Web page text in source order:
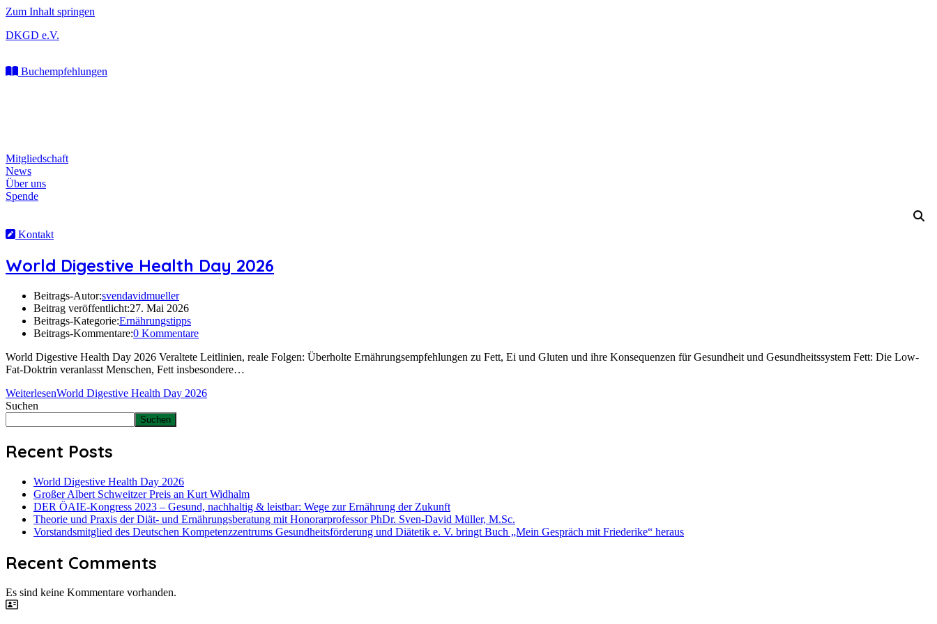
Zum Inhalt springen
DKGD e.V.
Buchempfehlungen
Mitgliedschaft
News
Über uns
Spende
Kontakt
World Digestive Health Day 2026
Beitrags-Autor:svendavidmueller
Beitrag veröffentlicht:27. Mai 2026
Beitrags-Kategorie:Ernährungstipps
Beitrags-Kommentare:0 Kommentare
World Digestive Health Day 2026 Veraltete Leitlinien, reale Folgen: Überholte Ernährungsempfehlungen zu Fett, Ei und Gluten und ihre Konsequenzen für Gesundheit und Gesundheitssystem Fett: Die Low-
Fat-Doktrin veranlasst Menschen, Fett insbesondere…
WeiterlesenWorld Digestive Health Day 2026
Suchen
Suchen
Recent Posts
World Digestive Health Day 2026
Großer Albert Schweitzer Preis an Kurt Widhalm
DER ÖAIE-Kongress 2023 – Gesund, nachhaltig & leistbar: Wege zur Ernährung der Zukunft
Theorie und Praxis der Diät- und Ernährungsberatung mit Honorarprofessor PhDr. Sven-David Müller, M.Sc.
Vorstandsmitglied des Deutschen Kompetenzzentrums Gesundheitsförderung und Diätetik e. V. bringt Buch „Mein Gespräch mit Friederike“ heraus
Recent Comments
Es sind keine Kommentare vorhanden.